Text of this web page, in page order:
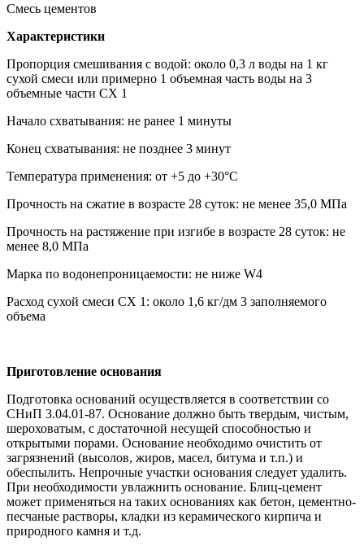
Смесь цементов
Характеристики
Пропорция смешивания с водой: около 0,3 л воды на 1 кг
сухой смеси или примерно 1 объемная часть воды на 3
объемные части CX 1
Начало схватывания: не ранее 1 минуты
Конец схватывания: не позднее 3 минут
Температура применения: от +5 до +30°С
Прочность на сжатие в возрасте 28 суток: не менее 35,0 МПа
Прочность на растяжение при изгибе в возрасте 28 суток: не
менее 8,0 МПа
Марка по водонепроницаемости: не ниже W4
Расход сухой смеси CX 1: около 1,6 кг/дм 3 заполняемого
объема
Приготовление основания
Подготовка оснований осуществляется в соответствии со
СНиП 3.04.01-87. Основание должно быть твердым, чистым,
шероховатым, с достаточной несущей способностью и
открытыми порами. Основание необходимо очистить от
загрязнений (высолов, жиров, масел, битума и т.п.) и
обеспылить. Непрочные участки основания следует удалить.
При необходимости увлажнить основание. Блиц-цемент
может применяться на таких основаниях как бетон, цементно-
песчаные растворы, кладки из керамического кирпича и
природного камня и т.д.